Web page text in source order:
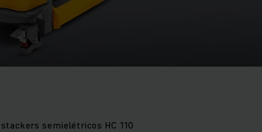
semielétricos HC 110